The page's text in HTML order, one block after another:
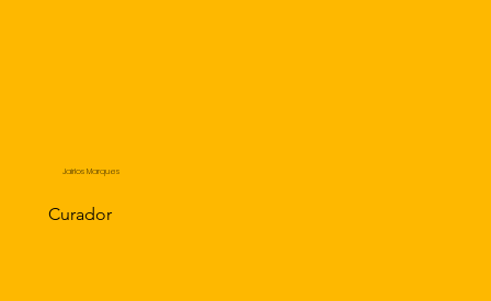
Jairlos Marques
Curador